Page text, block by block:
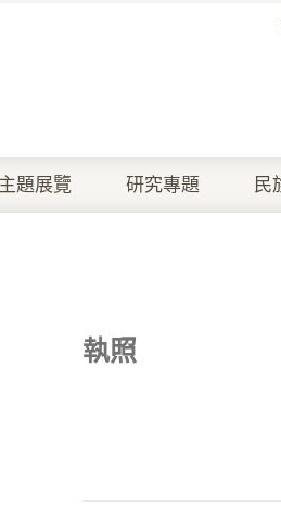
主題展覽 研究專題 民
執照